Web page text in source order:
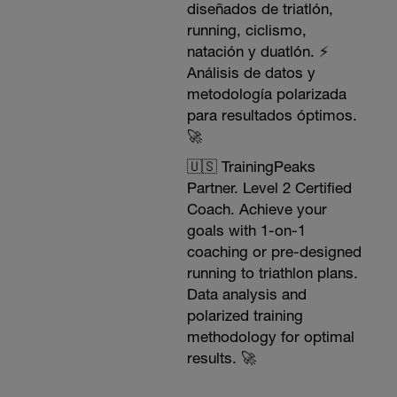
diseñados de triatlón,
running, ciclismo,
natación y duatlón. ⚡️
Análisis de datos y
metodología polarizada
para resultados óptimos.
🚀
🇺🇸 TrainingPeaks
Partner. Level 2 Certified
Coach. Achieve your
goals with 1-on-1
coaching or pre-designed
running to triathlon plans.
Data analysis and
polarized training
methodology for optimal
results. 🚀